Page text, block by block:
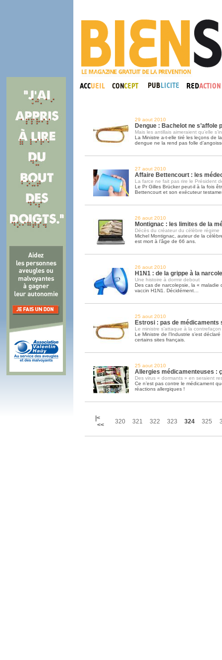
29 aout 2010
Dengue : Bachelot ne s’affole
Mais les antillais aimeraient qu’elle
La Ministre a-t-elle tiré les leçons de
dengue ne la rend pas folle
27 aout 2010
Affaire Bettencourt : les
La farce ne fait pas rire le Président
Le Pr Gilles Brücker peut-il à la fois
Bettencourt et son exécuteur
26 aout 2010
Montignac : les limites de la
Décès du créateur du célèbre régime
Michel Montignac, auteur de la
est mort à l’âge de 66 ans.
26 aout 2010
H1N1 : de la grippe à la
Une histoire à dormir debout
Des cas de narcolepsie, la « maladie
vaccin H1N1. Décidément…
25 aout 2010
Estrosi : pas de médicaments
Le ministre s’attaque à la contrefaçon
Le Ministre de l’Industrie s’est
certains sites français.
25 aout 2010
Allergies médicamenteuses :
Des virus « dormants » en seraient
Ce n’est pas contre le médicament
réactions allergiques !
|<
<<
320 321 322 323 324 325